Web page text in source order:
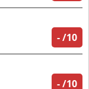
-/10
-/10